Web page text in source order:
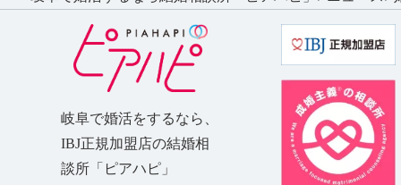
岐阜で婚活をするなら、
IBJ正規加盟店の結婚相
談所「ピアハピ」